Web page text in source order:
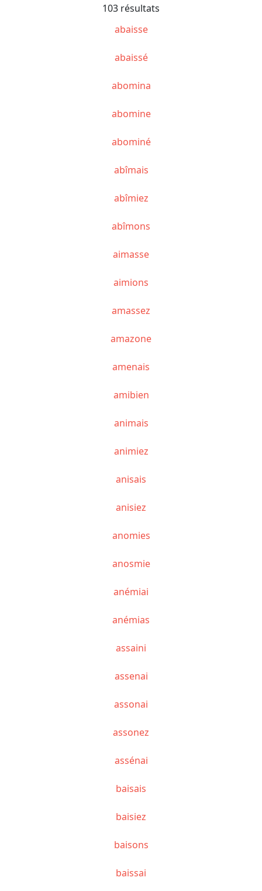
103 résultats
abaisse
abaissé
abomina
abomine
abominé
abîmais
abîmiez
abîmons
aimasse
aimions
amassez
amazone
amenais
amibien
animais
animiez
anisais
anisiez
anomies
anosmie
anémiai
anémias
assaini
assenai
assonai
assonez
assénai
baisais
baisiez
baisons
baissai